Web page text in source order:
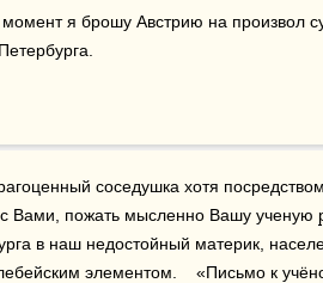
момент я брошу Австрию на произвол
соседушка хотя
с Вами, пожать мысленно Вашу ученую
в наш недостойный материк,
элементом.    «Письмо к